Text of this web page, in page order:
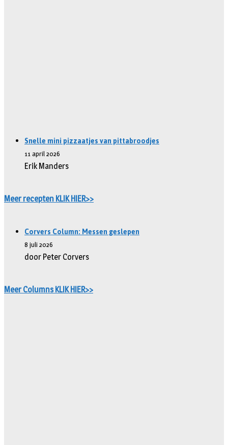
Snelle mini pizzaatjes van pittabroodjes
11 april 2026
Erik Manders
Meer recepten KLIK HIER>>
Corvers Column: Messen geslepen
8 juli 2026
door Peter Corvers
Meer Columns KLIK HIER>>